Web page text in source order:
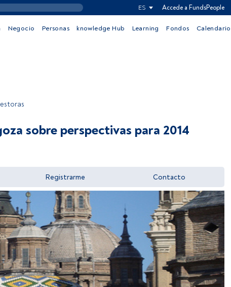
ES Accede a FundsPeople
Negocio Personas knowledge Hub Learning Fondos Calendario
Acceder a FundsPeople
sobre perspectivas para 2014
Registrarme Contacto